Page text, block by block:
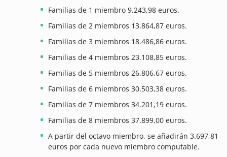
Familias de 1 miembro 9.243,98 euros.
Familias de 2 miembros 13.864,87 euros.
Familias de 3 miembros 18.486,86 euros.
Familias de 4 miembros 23.108,85 euros.
Familias de 5 miembros 26.806,67 euros.
Familias de 6 miembros 30.503,38 euros.
Familias de 7 miembros 34.201,19 euros.
Familias de 8 miembros 37.899,00 euros.
A partir del octavo miembro, se añadirán 3.697,81
euros por cada nuevo miembro computable.